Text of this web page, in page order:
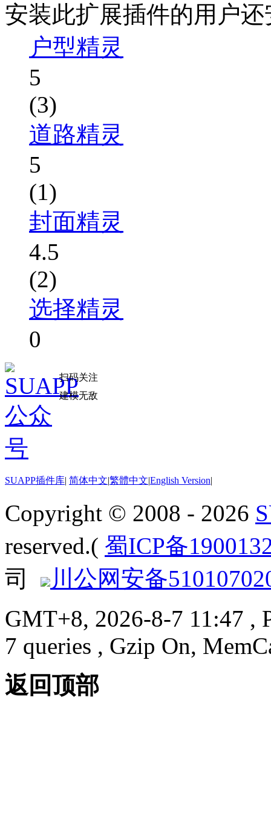
安装此扩展插件的用户
户型精灵
5
(3)
道路精灵
5
(1)
封面精灵
4.5
(2)
选择精灵
0
扫码关注
建模无敌
SUAPP插件库| 简体中文|繁體中文|English Version|
Copyright © 2008 - 2026
reserved.( 蜀ICP备
司
川公网安备
GMT+8, 2026-8-7 11:47 ,
7 queries , Gzip On,
返回顶部